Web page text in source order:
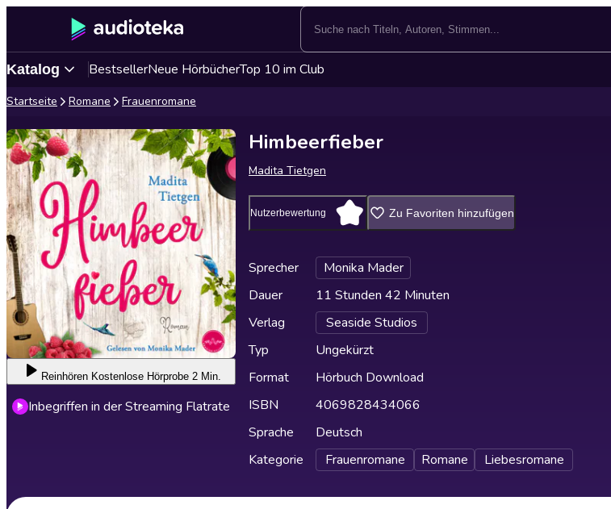
Katalog BestsellerNeue HörbücherTop 10 im Club
Startseite Romane Frauenromane
Reinhören Kostenlose Hörprobe 2 Min.
Inbegriffen in der Streaming Flatrate
Himbeerfieber
Madita Tietgen
Nutzerbewertung Zu Favoriten hinzufügen
Sprecher
Monika Mader
Dauer
11 Stunden 42 Minuten
Verlag
Seaside Studios
Typ
Ungekürzt
Format
Hörbuch Download
ISBN
4069828434066
Sprache
Deutsch
Kategorie
Frauenromane Romane Liebesromane